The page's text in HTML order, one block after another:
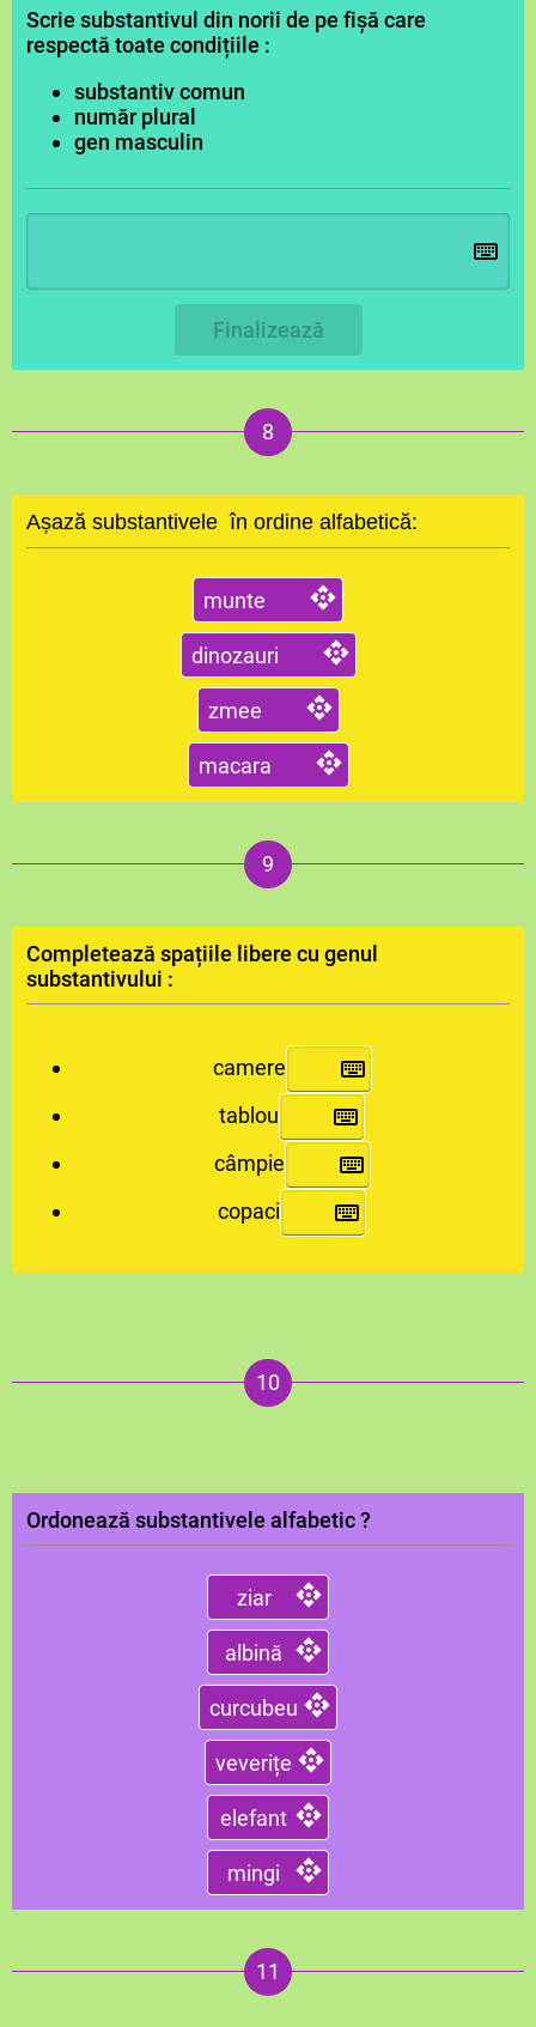
Scrie substantivul din norii de pe fișă care
respectă toate condițiile :
substantiv comun
număr plural
gen masculin
Finalizează
Așază substantivele în ordine alfabetică:
munte
dinozauri
zmee
macara
Completează spațiile libere cu genul
substantivului :
camere
tablou
câmpie
copaci
Ordonează substantivele alfabetic ?
ziar
albină
curcubeu
veverițe
elefant
mingi